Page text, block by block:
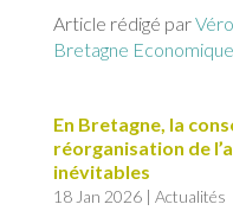
Article rédigé par
Bretagne Economique
En Bretagne, la
réorganisation de
inévitables
18 Jan 2026| Actualités